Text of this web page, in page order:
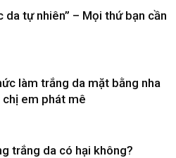
da tự nhiên” – Mọi thứ bạn cần
làm trắng da mặt bằng nha
em phát mê
trắng da có hại không?